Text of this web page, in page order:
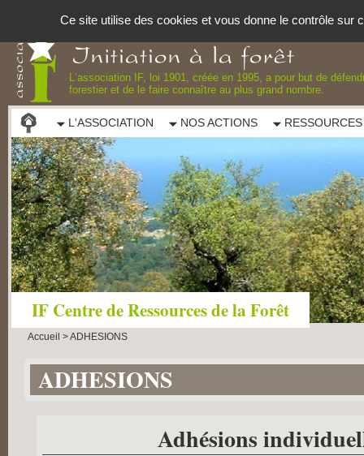
Lʼassociation IF, loi 1901, créée en 1995, a pour but de
forestier et de le faire connaître au plus grand nombre.
L'ASSOCIATION NOS ACTIONS RESSOURCES
IF Centre de Ressources de la Forêt
Accueil >ADHESIONS
ADHESIONS
Adhésions
Ce site utilise des cookies et vous donne le contrôle sur